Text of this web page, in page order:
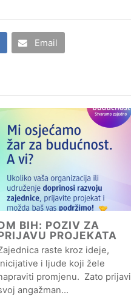
Email
BIH: POZIV ZA
PROJEKATA
raste kroz ideje,
i ljude koji žele
promjenu. Zato prijavi
angažman…